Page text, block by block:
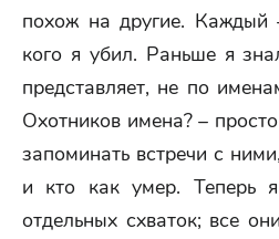
похож на другие. Каждый
кого я убил. Раньше я
представляет, не по
Охотников имена? –
запоминать встречи с
и кто как умер. Теперь
отдельных схваток; все